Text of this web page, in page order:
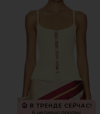
В ТРЕНДЕ СЕЙЧАС!
6 недавно продан